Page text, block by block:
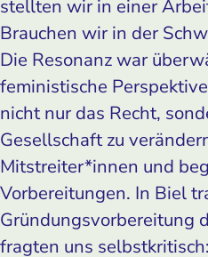
stellten wir in einer
Brauchen wir in der
Die Resonanz war
feministische
nicht nur das Recht,
Gesellschaft zu
Mitstreiter*innen und
Vorbereitungen. In Biel
Gründungsvorbereitung
fragten uns